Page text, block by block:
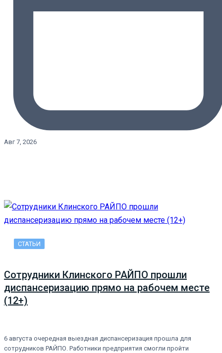
Авг 7, 2026
СТАТЬИ
Сотрудники Клинского РАЙПО прошли
диспансеризацию прямо на рабочем месте
(12+)
6 августа очередная выездная диспансеризация прошла для
сотрудников РАЙПО. Работники предприятия смогли пройти